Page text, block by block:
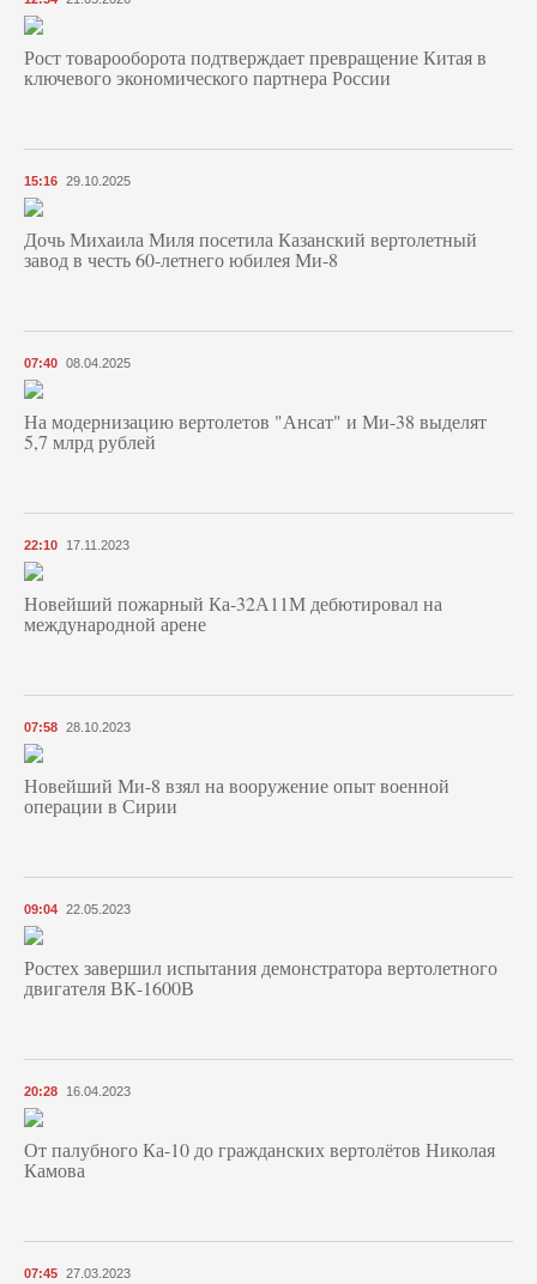
Рост товарооборота подтверждает превращение Китая в
ключевого экономического партнера России
15:16 29.10.2025
Дочь Михаила Миля посетила Казанский вертолетный
завод в честь 60-летнего юбилея Ми-8
07:40 08.04.2025
На модернизацию вертолетов "Ансат" и Ми-38 выделят
5,7 млрд рублей
22:10 17.11.2023
Новейший пожарный Ка-32А11М дебютировал на
международной арене
07:58 28.10.2023
Новейший Ми-8 взял на вооружение опыт военной
операции в Сирии
09:04 22.05.2023
Ростех завершил испытания демонстратора вертолетного
двигателя ВК-1600В
20:28 16.04.2023
От палубного Ка-10 до гражданских вертолётов Николая
Камова
07:45 27.03.2023